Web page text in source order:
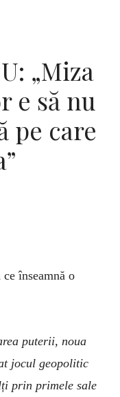
„Miza
e să nu
pe care
înseamnă o
puterii, noua
jocul geopolitic
prin primele sale